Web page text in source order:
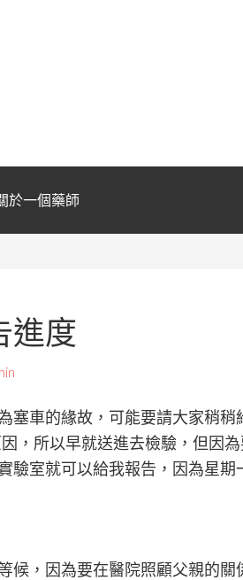
於一個藥師
進度
塞車的緣故，可能要請大家稍稍
，所以早就送進去檢驗，但因
驗室就可以給我報告，因為星期
候，因為要在醫院照顧父親的